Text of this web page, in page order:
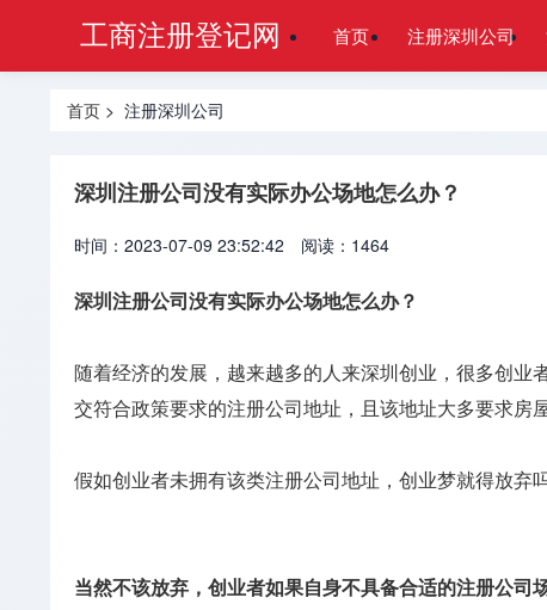
工商注册登记网 首页 注册深圳公司
首页 > 注册深圳公司
深圳注册公司没有实际办公场地怎么办？
时间：2023-07-09 23:52:42 阅读：1464
深圳注册公司没有实际办公场地怎么办？
随着经济的发展，越来越多的人来深圳创业，很多创
交符合政策要求的注册公司地址，且该地址大多要求房
假如创业者未拥有该类注册公司地址，创业梦就得放弃
当然不该放弃，创业者如果自身不具备合适的注册公司